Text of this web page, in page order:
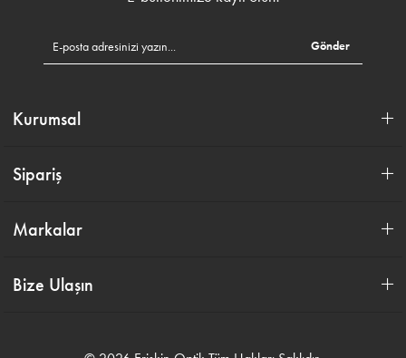
Gönder
Kurumsal
Sipariş
Markalar
Bize Ulaşın